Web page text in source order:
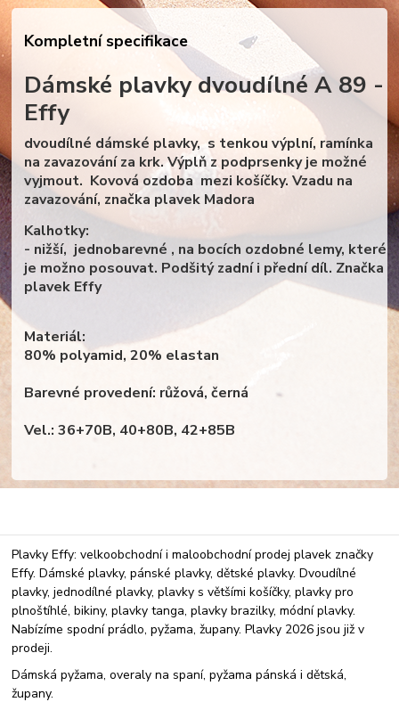
Kompletní specifikace
Dámské plavky dvoudílné A 89 -
Effy
dvoudílné dámské plavky, s tenkou výplní, ramínka
na zavazování za krk. Výplň z podprsenky je možné
vyjmout. Kovová ozdoba mezi košíčky. Vzadu na
zavazování, značka plavek Madora
Kalhotky:
- nižší, jednobarevné , na bocích ozdobné lemy, které
je možno posouvat. Podšitý zadní i přední díl. Značka
plavek Effy
Materiál:
80% polyamid, 20% elastan
Barevné provedení: růžová, černá
Vel.: 36+70B, 40+80B, 42+85B
Plavky Effy: velkoobchodní i maloobchodní prodej plavek značky
Effy. Dámské plavky, pánské plavky, dětské plavky. Dvoudílné
plavky, jednodílné plavky, plavky s většími košíčky, plavky pro
plnoštíhlé, bikiny, plavky tanga, plavky brazilky, módní plavky.
Nabízíme spodní prádlo, pyžama, župany. Plavky 2026 jsou již v
prodeji.
Dámská pyžama, overaly na spaní, pyžama pánská i dětská,
župany.